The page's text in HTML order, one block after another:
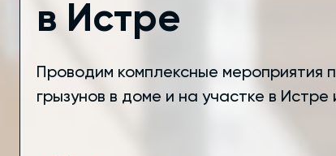
в Истре
Проводим комплексные мероприятия
грызунов в доме и на участке в